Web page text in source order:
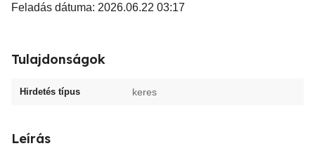
Feladás dátuma: 2026.06.22 03:17
Tulajdonságok
Hirdetés típus keres
Leírás